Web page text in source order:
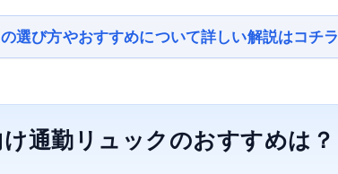
選び方やおすすめについて詳しい解説はコチラ
通勤リュックのおすすめは？